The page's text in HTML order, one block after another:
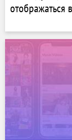
отображаться